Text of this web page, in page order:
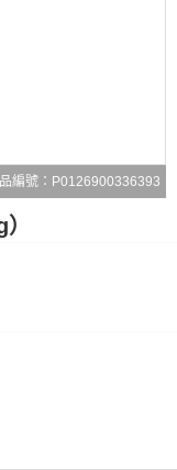
編號：P0126900336393